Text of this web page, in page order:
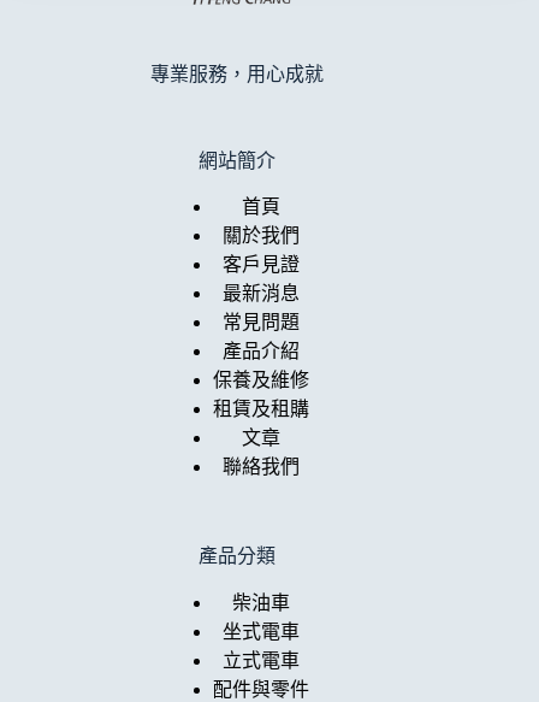
專業服務，用心成就
網站簡介
首頁
關於我們
客戶見證
最新消息
常見問題
產品介紹
保養及維修
租賃及租購
文章
聯絡我們
產品分類
柴油車
坐式電車
立式電車
配件與零件